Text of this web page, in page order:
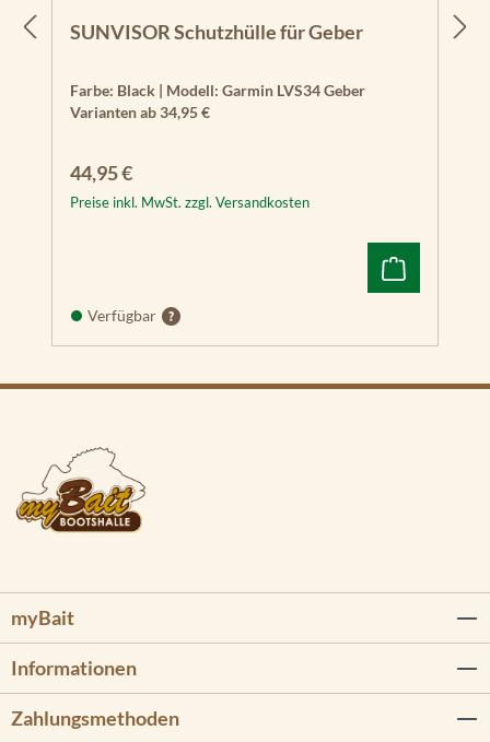
SUNVISOR Schutzhülle für Geber
Farbe: Black | Modell: Garmin LVS34 Geber
Varianten ab34,95 €
Regulärer Preis:
44,95 €
Preise inkl. MwSt. zzgl. Versandkosten
Verfügbar
myBait
Informationen
Zahlungsmethoden